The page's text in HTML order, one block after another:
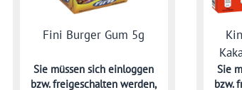
Fini Burger Gum 5g
Sie müssen sicheinloggen
bzw. freigeschalten werden,
Sie
bzw.